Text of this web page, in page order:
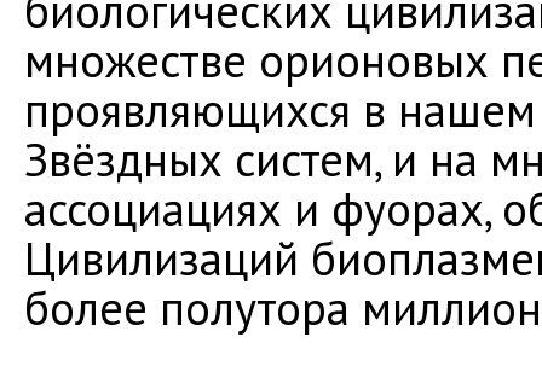
множестве орионовых
проявляющихся в
Звёздных систем, и на
ассоциациях и фуорах,
Цивилизаций
более полутора